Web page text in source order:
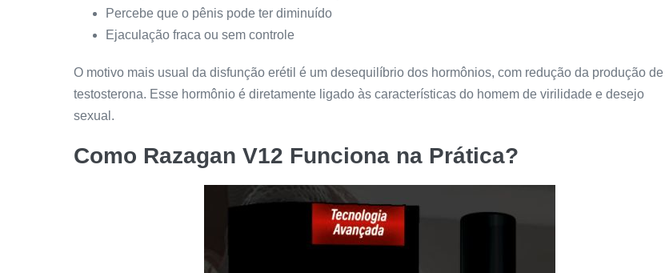
Percebe que o pênis pode ter diminuído
Ejaculação fraca ou sem controle
O motivo mais usual da disfunção erétil é um desequilíbrio dos hormônios, com redução da produção de
testosterona. Esse hormônio é diretamente ligado às características do homem de virilidade e desejo
sexual.
Como Razagan V12 Funciona na Prática?